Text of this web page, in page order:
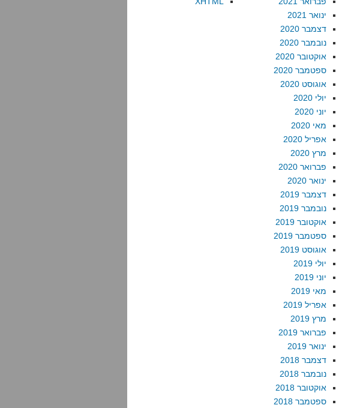
ינואר 2021
דצמבר 2020
נובמבר 2020
אוקטובר 2020
ספטמבר 2020
אוגוסט 2020
יולי 2020
יוני 2020
מאי 2020
אפריל 2020
מרץ 2020
פברואר 2020
ינואר 2020
דצמבר 2019
נובמבר 2019
אוקטובר 2019
ספטמבר 2019
אוגוסט 2019
יולי 2019
יוני 2019
מאי 2019
אפריל 2019
מרץ 2019
פברואר 2019
ינואר 2019
דצמבר 2018
נובמבר 2018
אוקטובר 2018
ספטמבר 2018